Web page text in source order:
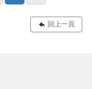
回上一頁